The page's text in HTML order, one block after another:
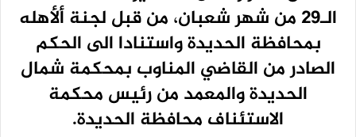
الـ29 من شهر شعبان، من قبل لجنة ألأهله
بمحافظة الحديدة واستنادا الى الحكم
الصادر من القاضي المناوب بمحكمة شمال
الحديدة والمعمد من رئيس محكمة
الاستئناف محافظة الحديدة.